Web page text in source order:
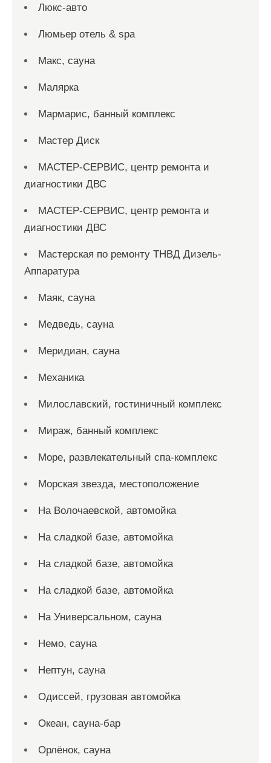
Люкс-авто
Люмьер отель & spa
Макс, сауна
Малярка
Мармарис, банный комплекс
Мастер Диск
МАСТЕР-СЕРВИС, центр ремонта и
диагностики ДВС
МАСТЕР-СЕРВИС, центр ремонта и
диагностики ДВС
Мастерская по ремонту ТНВД Дизель-
Аппаратура
Маяк, сауна
Медведь, сауна
Меридиан, сауна
Механика
Милославский, гостиничный комплекс
Мираж, банный комплекс
Море, развлекательный спа-комплекс
Морская звезда, местоположение
На Волочаевской, автомойка
На сладкой базе, автомойка
На сладкой базе, автомойка
На сладкой базе, автомойка
На Универсальном, сауна
Немо, сауна
Нептун, сауна
Одиссей, грузовая автомойка
Океан, сауна-бар
Орлёнок, сауна